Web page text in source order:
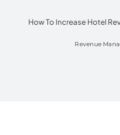
How To Increase Hotel
Revenue